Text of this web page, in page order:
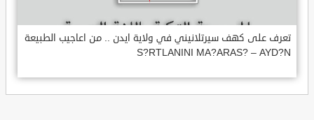
تعرف على كهف سيرتلانيني في ولاية ايدن .. من اعاجيب الطبيعة
S?RTLANINI MA?ARAS? – AYD?N